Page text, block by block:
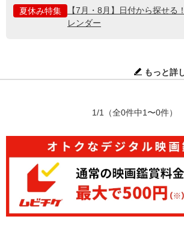
夏休み特集
【7月・8月】日付から探せる
レンダー
もっと詳
1/1 （全0件中1〜0件）